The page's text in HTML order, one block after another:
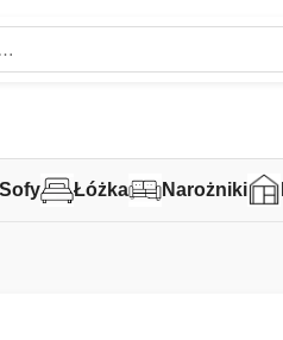
Łóżka Narożniki